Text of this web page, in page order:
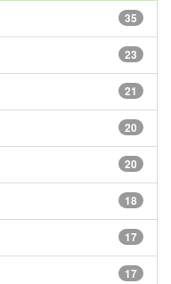
35
23
21
20
20
18
17
17